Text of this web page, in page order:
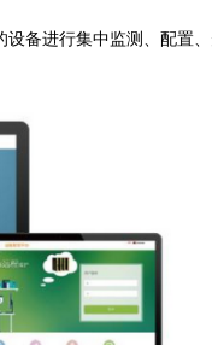
备进行集中监测、配置